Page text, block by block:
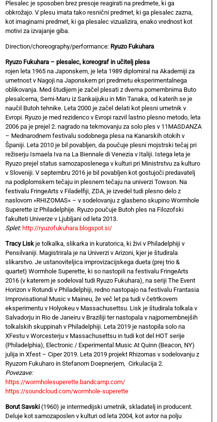
Plesalec je sposoben brez presoje reagirati na predmete, ki ga
obkrožajo. V plesu imata tako resnični predmet, ki ga plesalec zazna,
kot imaginarni predmet, ki ga plesalec vizualizira, enako vrednost kot
motivi za izvajanje giba.
Direction/choreography/performance: Ryuzo Fukuhara
Ryuzo Fukuhara – plesalec, koreograf in učitelj plesa
rojen leta 1965 na Japonskem, je leta 1989 diplomiral na Akademiji za
umetnost v Nagoji na Japonskem pri predmetu eksperimentalnega
oblikovanja. Med študijem je začel plesati z dvema pomembnima Buto
plesalcema, Semi-Maru iz Sankaijuku in Min Tanaka, od katerih se je
naučil Butoh tehnike. Leta 2000 je začel delati kot plesni umetnik v
Evropi. Ryuzo je med rezidenco v Evropi razvil lastno plesno metodo, leta
2006 pa je prejel 2. nagrado na tekmovanju za solo ples v 11MASDANZA
– Mednarodnem festivalu sodobnega plesa na Kanarskih otokih v
Španiji. Leta 2010 je bil povabljen, da poučuje plesni mojstrski tečaj pri
režiserju Ismaela Iva na La Biennale di Venezia v Italiji. Istega leta je
Ryuzo prejel status samozaposlenega v kulturi pri Ministrstvu za kulturo
v Sloveniji. V septembru 2016 je bil povabljen kot gostujoči predavatelj
na podiplomskem tečaju in plesnem tečaju na univerzi Towson. Na
festivalu FringeArts v Filadelfiji, ZDA, je izvedel tudi plesno delo z
naslovom »RHIZOMAS« – v sodelovanju z glasbeno skupino Wormhole
Superette iz Philadelphije. Ryuzo poučuje Butoh ples na Filozofski
fakulteti Univerze v Ljubljani od leta 2013.
Splet: http://ryuzofukuhara.blogspot.si/
Tracy Lisk je tolkalka, slikarka in kuratorica, ki živi v Philadelphiji v
Pensilvaniji. Magistrirala je na Univerzi v Arizoni, kjer je študirala
slikarstvo. Je ustanoviteljica improvizacijskega dueta (prej trio &
quartet) Wormhole Superette, ki so nastopili na festivalu FringeArts
2016 (v katerem je sodeloval tudi Ryuzo Fukuhara), na seriji The Event
Horizon v Rotundi v Philadelphiji, redno nastopajo na festivalu Frantasia
Improvisational Music v Maineu, že več let pa tudi v četrtkovem
eksperimentu v Holyokeu v Massachusettsu. Lisk je študirala tolkala v
Salvadorju in Rio de Janeiru v Braziliji ter nastopala v najpomembnejših
tolkalskih skuppinah v Philadelphiji. Leta 2019 je nastopila solo na
XFestu v Worcesterju v Massachusettsu in tudi kot del HOT serije
(Philadelphia), Electronic / Experimental Music At Quinn (Beacon, NY)
julija in Xfest – Ciper 2019. Leta 2019 projekt Rhizomas v sodelovanju z
Ryuzom Fukuharo in Stefanom Doepnerjem, Cirkulacija 2.
Povezave:
https://wormholesuperette.bandcamp.com/
https://soundcloud.com/wormhole-superette
Borut Savski (1960) je intermedijski umetnik, skladatelj in producent.
Deluje kot samozaposlen v kulturi od leta 2004, kot avtor na polju